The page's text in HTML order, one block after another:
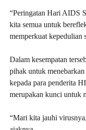
“Peringatan Hari AIDS
kita semua untuk
memperkuat kepedulian
Dalam kesempatan
pihak untuk
kepada para penderita
merupakan kunci untuk
“Mari kita jauhi